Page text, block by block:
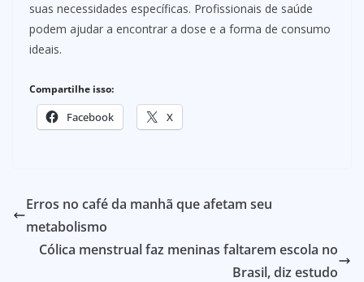
suas necessidades específicas. Profissionais de saúde
podem ajudar a encontrar a dose e a forma de consumo
ideais.
Compartilhe isso:
Facebook X
Erros no café da manhã que afetam seu
metabolismo
Cólica menstrual faz meninas faltarem escola no
Brasil, diz estudo